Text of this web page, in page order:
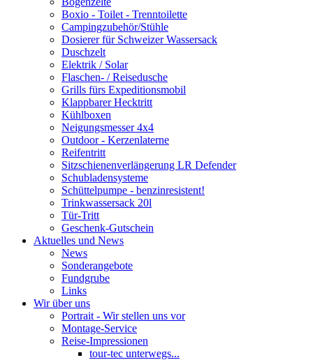
Boxio - Toilet - Trenntoilette
Campingzubehör/Stühle
Dosierer für Schweizer Wassersack
Duschzelt
Elektrik / Solar
Flaschen- / Reisedusche
Grills fürs Expeditionsmobil
Klappbarer Hecktritt
Kühlboxen
Neigungsmesser 4x4
Outdoor - Kerzenlaterne
Reifentritt
Sitzschienenverlängerung LR Defender
Schubladensysteme
Schüttelpumpe - benzinresistent!
Trinkwassersack 20l
Tür-Tritt
Geschenk-Gutschein
Aktuelles und News
News
Sonderangebote
Fundgrube
Links
Wir über uns
Portrait - Wir stellen uns vor
Montage-Service
Reise-Impressionen
tour-tec unterwegs...